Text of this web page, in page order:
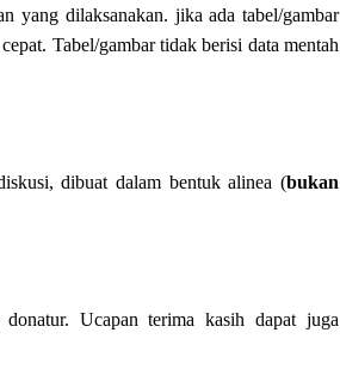
yang dilaksanakan. jika ada tabel/gambar
Tabel/gambar tidak berisi data mentah
dibuat dalam bentuk alinea (bukan
Ucapan terima kasih dapat juga